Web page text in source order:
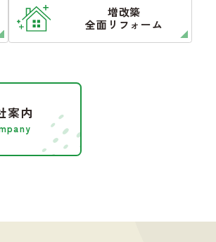
増改築
全面リフォーム
案内